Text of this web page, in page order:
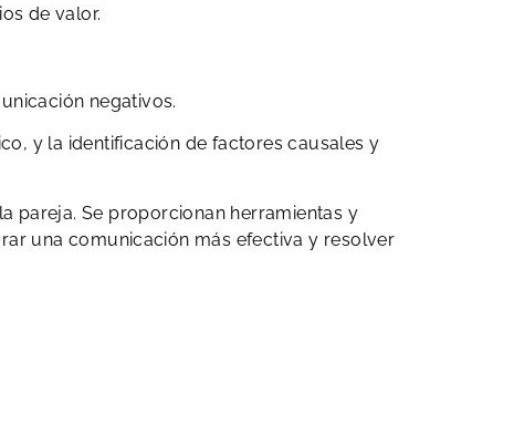
de valor.
negativos.
y la identificación de factores causales y
pareja. Se proporcionan herramientas y
una comunicación más efectiva y resolver